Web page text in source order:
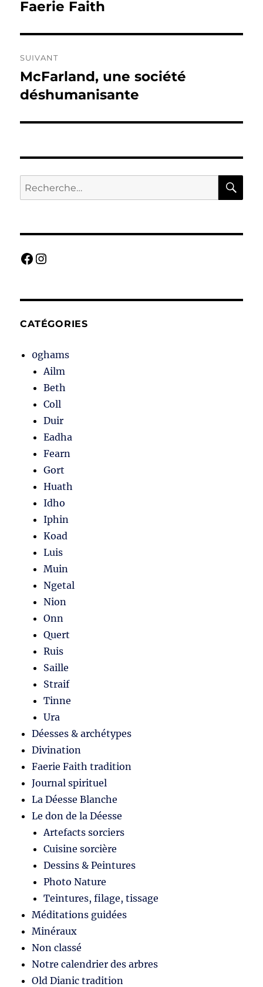
l’article
précédente :
Faerie Faith
SUIVANT
Publication
suivante :
McFarland, une société
déshumanisante
Recherche
pour :
Facebook
Instagram
CATÉGORIES
0ghams
Ailm
Beth
Coll
Duir
Eadha
Fearn
Gort
Huath
Idho
Iphin
Koad
Luis
Muin
Ngetal
Nion
Onn
Quert
Ruis
Saille
Straif
Tinne
Ura
Déesses & archétypes
Divination
Faerie Faith tradition
Journal spirituel
La Déesse Blanche
Le don de la Déesse
Artefacts sorciers
Cuisine sorcière
Dessins & Peintures
Photo Nature
Teintures, filage, tissage
Méditations guidées
Minéraux
Non classé
Notre calendrier des arbres
Old Dianic tradition